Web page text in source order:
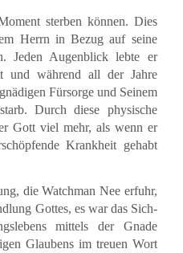
sterben können. Dies
Herrn in Bezug auf seine
Jeden Augenblick lebte er
und während all der Jahre
Fürsorge und Seinem
Durch diese physische
Gott viel mehr, als wenn er
Krankheit gehabt
die Watchman Nee erfuhr,
Gottes, es war das Sich-
mittels der Gnade
Glaubens im treuen Wort